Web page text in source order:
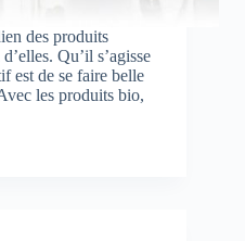
des produits
Qu’il s’agisse
est de se faire belle
les produits bio,